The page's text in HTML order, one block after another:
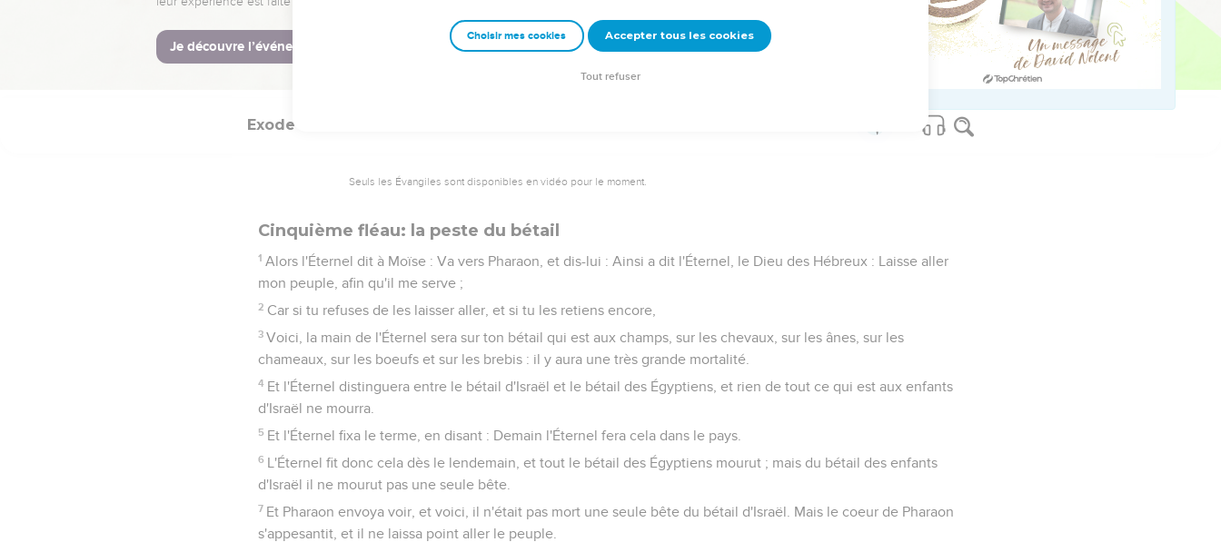
Et l'Éternel fit selon la parole de Moïse, et les insectes s'éloignèrent de Pharaon, de ses serviteurs, et de son
peuple ; il n'en resta pas un seul.
Mais Pharaon appesantit son coeur encore cette fois, et ne laissa point aller le peuple.
Exode
Seuls les Évangiles sont disponibles en vidéo pour le moment.
Cinquième fléau: la peste du bétail
1 Alors l'Éternel dit à Moïse : Va vers Pharaon, et dis-lui : Ainsi a dit l'Éternel, le Dieu des Hébreux : Laisse aller
mon peuple, afin qu'il me serve ;
2 Car si tu refuses de les laisser aller, et si tu les retiens encore,
3 Voici, la main de l'Éternel sera sur ton bétail qui est aux champs, sur les chevaux, sur les ânes, sur les
chameaux, sur les boeufs et sur les brebis : il y aura une très grande mortalité.
4 Et l'Éternel distinguera entre le bétail d'Israël et le bétail des Égyptiens, et rien de tout ce qui est aux enfants
d'Israël ne mourra.
5 Et l'Éternel fixa le terme, en disant : Demain l'Éternel fera cela dans le pays.
6 L'Éternel fit donc cela dès le lendemain, et tout le bétail des Égyptiens mourut ; mais du bétail des enfants
d'Israël il ne mourut pas une seule bête.
7 Et Pharaon envoya voir, et voici, il n'était pas mort une seule bête du bétail d'Israël. Mais le coeur de Pharaon
s'appesantit, et il ne laissa point aller le peuple.
Choisir mes cookies Accepter tous les cookies
Tout refuser